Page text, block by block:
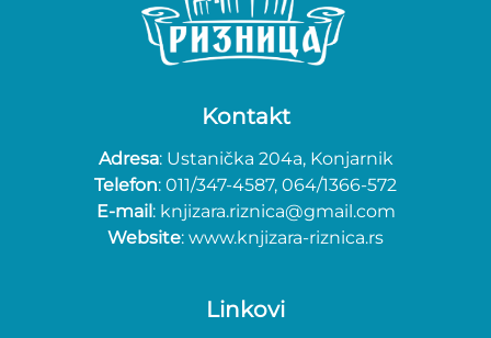
Kontakt
Adresa: Ustanička 204a, Konjarnik
Telefon: 011/347-4587, 064/1366-572
E-mail : knjizara.riznica@gmail.com
Website: www.knjizara-riznica.rs
Linkovi